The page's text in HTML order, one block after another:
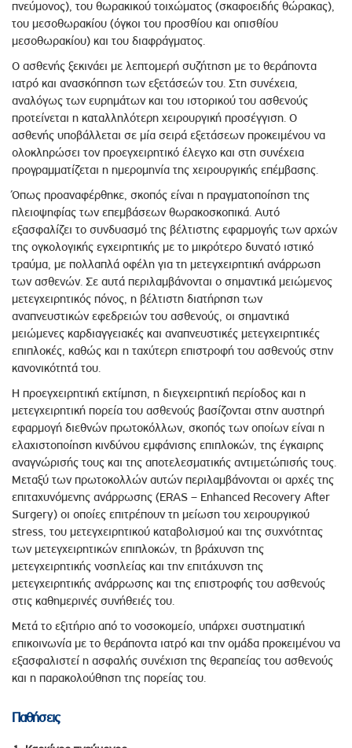
πνεύμονος), του θωρακικού τοιχώματος (σκαφοειδής θώρακας),
του μεσοθωρακίου (όγκοι του προσθίου και οπισθίου
μεσοθωρακίου) και του διαφράγματος.
Ο ασθενής ξεκινάει με λεπτομερή συζήτηση με το θεράποντα
ιατρό και ανασκόπηση των εξετάσεών του. Στη συνέχεια,
αναλόγως των ευρημάτων και του ιστορικού του ασθενούς
προτείνεται η καταλληλότερη χειρουργική προσέγγιση. Ο
ασθενής υποβάλλεται σε μία σειρά εξετάσεων προκειμένου να
ολοκληρώσει τον προεγχειρητικό έλεγχο και στη συνέχεια
προγραμματίζεται η ημερομηνία της χειρουργικής επέμβασης.
Όπως προαναφέρθηκε, σκοπός είναι η πραγματοποίηση της
πλειοψηφίας των επεμβάσεων θωρακοσκοπικά. Αυτό
εξασφαλίζει το συνδυασμό της βέλτιστης εφαρμογής των αρχών
της ογκολογικής εγχειρητικής με το μικρότερο δυνατό ιστικό
τραύμα, με πολλαπλά οφέλη για τη μετεγχειρητική ανάρρωση
των ασθενών. Σε αυτά περιλαμβάνονται ο σημαντικά μειώμενος
μετεγχειρητικός πόνος, η βέλτιστη διατήρηση των
αναπνευστικών εφεδρειών του ασθενούς, οι σημαντικά
μειώμενες καρδιαγγειακές και αναπνευστικές μετεγχειρητικές
επιπλοκές, καθώς και η ταχύτερη επιστροφή του ασθενούς στην
κανονικότητά του.
Η προεγχειρητική εκτίμηση, η διεγχειρητική περίοδος και η
μετεγχειρητική πορεία του ασθενούς βασίζονται στην αυστηρή
εφαρμογή διεθνών πρωτοκόλλων, σκοπός των οποίων είναι η
ελαχιστοποίηση κινδύνου εμφάνισης επιπλοκών, της έγκαιρης
αναγνώρισής τους και της αποτελεσματικής αντιμετώπισής τους.
Μεταξύ των πρωτοκολλών αυτών περιλαμβάνονται οι αρχές της
επιταχυνόμενης ανάρρωσης (ERAS – Enhanced Recovery After
Surgery) οι οποίες επιτρέπουν τη μείωση του χειρουργικού
stress, του μετεγχειρητικού καταβολισμού και της συχνότητας
των μετεγχειρητικών επιπλοκών, τη βράχυνση της
μετεγχειρητικής νοσηλείας και την επιτάχυνση της
μετεγχειρητικής ανάρρωσης και της επιστροφής του ασθενούς
στις καθημερινές συνήθειές του.
Μετά το εξιτήριο από το νοσοκομείο, υπάρχει συστηματική
επικοινωνία με το θεράποντα ιατρό και την ομάδα προκειμένου να
εξασφαλιστεί η ασφαλής συνέχιση της θεραπείας του ασθενούς
και η παρακολούθηση της πορείας του.
Παθήσεις